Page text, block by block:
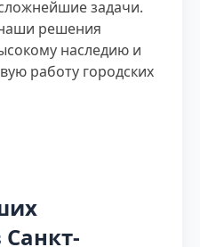
задачи.
решения
наследию и
работу городских